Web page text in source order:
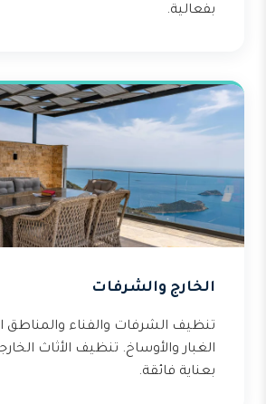
بفعالية.
الخارج والشرفات
تنظيف الشرفات والفناء والمناطق
الغبار والأوساخ. تنظيف الأثاث
بعناية فائقة.